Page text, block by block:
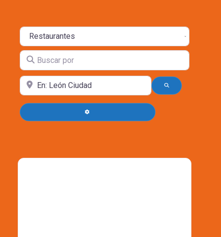
Seleccione el tipo de búsqueda
Buscar por
Cerca BÚSQUEDA